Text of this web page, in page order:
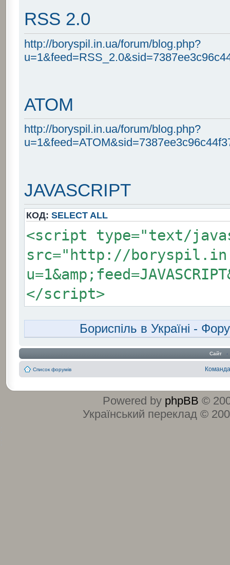
RSS 2.0
http://boryspil.in.ua/forum/blog.php?
ATOM
http://boryspil.in.ua/forum/blog.php?
JAVASCRIPT
КОД: SELECT ALL
<script type="text/
src="http://
</script>
Бориспіль в Україні -
Сайт ‹
Список форумів
Powered by phpBB ©
Український переклад ©